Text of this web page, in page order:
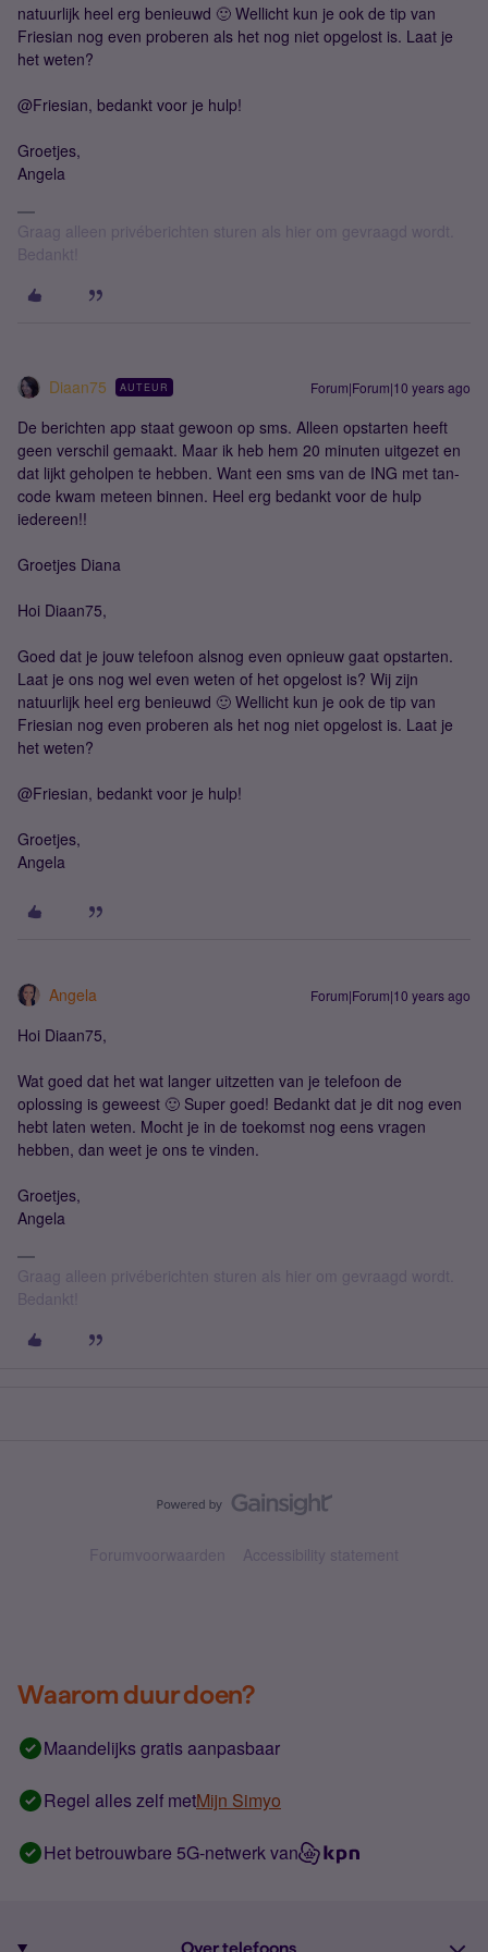
natuurlijk heel erg benieuwd 🙂 Wellicht kun je ook de tip van
Friesian nog even proberen als het nog niet opgelost is. Laat je
het weten?
@Friesian, bedankt voor je hulp!
Groetjes,
Angela
Graag alleen privéberichten sturen als hier om gevraagd wordt.
Bedankt!
Diaan75 AUTEUR Forum|Forum|10 years ago
De berichten app staat gewoon op sms. Alleen opstarten heeft
geen verschil gemaakt. Maar ik heb hem 20 minuten uitgezet en
dat lijkt geholpen te hebben. Want een sms van de ING met tan-
code kwam meteen binnen. Heel erg bedankt voor de hulp
iedereen!!
Groetjes Diana
Hoi Diaan75,
Goed dat je jouw telefoon alsnog even opnieuw gaat opstarten.
Laat je ons nog wel even weten of het opgelost is? Wij zijn
natuurlijk heel erg benieuwd 🙂 Wellicht kun je ook de tip van
Friesian nog even proberen als het nog niet opgelost is. Laat je
het weten?
@Friesian, bedankt voor je hulp!
Groetjes,
Angela
Angela Forum|Forum|10 years ago
Hoi Diaan75,
Wat goed dat het wat langer uitzetten van je telefoon de
oplossing is geweest 🙂 Super goed! Bedankt dat je dit nog even
hebt laten weten. Mocht je in de toekomst nog eens vragen
hebben, dan weet je ons te vinden.
Groetjes,
Angela
Graag alleen privéberichten sturen als hier om gevraagd wordt.
Bedankt!
Forumvoorwaarden Accessibility statement
Waarom duur doen?
Maandelijks gratis aanpasbaar
Regel alles zelf metMijn Simyo
Het betrouwbare 5G-netwerk van
Over telefoons